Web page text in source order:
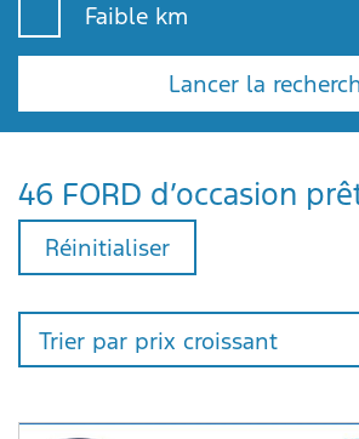
Faible km
Lancer la
46 FORD d’occasion
Réinitialiser
Trier par prix croissant